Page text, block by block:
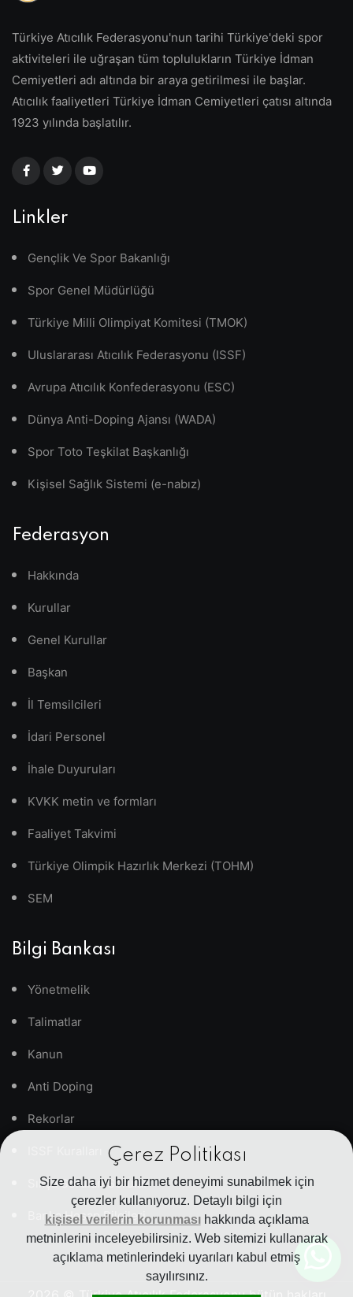
Çerez Politikası
Size daha iyi bir hizmet deneyimi sunabilmek için
çerezler kullanıyoruz. Detaylı bilgi için
kişisel verilerin korunmasıhakkında açıklama
metninlerini inceleyebilirsiniz. Web sitemizi kullanarak
açıklama metinlerindeki uyarıları kabul etmiş
sayılırsınız.
Türkiye Atıcılık Federasyonu'nun tarihi Türkiye'deki spor
aktiviteleri ile uğraşan tüm toplulukların Türkiye İdman
Cemiyetleri adı altında bir araya getirilmesi ile başlar.
Atıcılık faaliyetleri Türkiye İdman Cemiyetleri çatısı altında
1923 yılında başlatılır.
Linkler
Gençlik Ve Spor Bakanlığı
Spor Genel Müdürlüğü
Türkiye Milli Olimpiyat Komitesi (TMOK)
Uluslararası Atıcılık Federasyonu (ISSF)
Avrupa Atıcılık Konfederasyonu (ESC)
Dünya Anti-Doping Ajansı (WADA)
Spor Toto Teşkilat Başkanlığı
Kişisel Sağlık Sistemi (e-nabız)
Federasyon
Hakkında
Kurullar
Genel Kurullar
Başkan
İl Temsilcileri
İdari Personel
İhale Duyuruları
KVKK metin ve formları
Faaliyet Takvimi
Türkiye Olimpik Hazırlık Merkezi (TOHM)
SEM
Bilgi Bankası
Yönetmelik
Talimatlar
Kanun
Anti Doping
Rekorlar
Sıkça Sorulan Sorular
Banka Hesap Bilgileri